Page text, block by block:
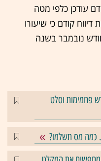
הקודם עודכן כלפי מטה
של 0.5% לעומת דיווח קודם כי שיעורו
0%. לעומת חודש נובמבר בשנה
פחמימות וסלט